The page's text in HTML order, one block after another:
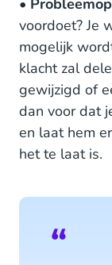
•
voordoet? Je
mogelijk
klacht zal
gewijzigd of
dan voor dat
en laat hem
het te laat is.